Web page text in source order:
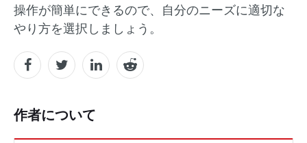
操作が簡単にできるので、自分のニーズに適切な
やり方を選択しましょう。
作者について